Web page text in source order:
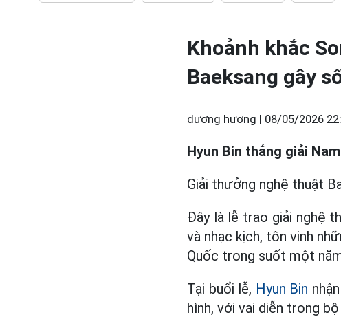
Khoảnh khắc
Baeksang gây
dương hương | 08/05/2026
Hyun Bin thắng giải
Giải thưởng nghệ thuật
Đây là lễ trao giải nghệ
và nhạc kịch, tôn vinh
Quốc trong suốt một
Tại buổi lễ, Hyun Bin
hình, với vai diễn trong